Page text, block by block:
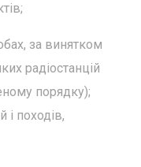
за винятком
радіостанцій
порядку);
і походів,